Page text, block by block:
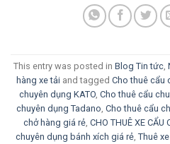
This entry was posted in Blog Tin tức
hàng xe tải and tagged Cho thuê cẩu
chuyên dụng KATO Cho thuê cẩu
chuyên dụng Tadano Cho thuê cẩu
chở hàng giá rẻ, CHO THUÊ XE CẨU
chuyên dụng bánh xích giá rẻ, Thuê